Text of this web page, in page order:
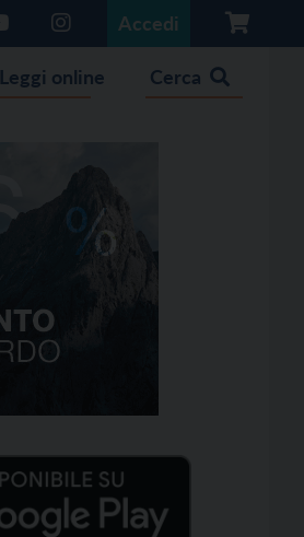
Accedi
Leggi online Cerca